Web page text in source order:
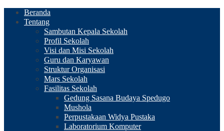
Beranda
Tentang
Sambutan Kepala Sekolah
Profil Sekolah
Visi dan Misi Sekolah
Guru dan Karyawan
Struktur Organisasi
Mars Sekolah
Fasilitas Sekolah
Gedung Sasana Budaya Spedugo
Mushola
Perpustakaan Widya Pustaka
Laboratorium Komputer